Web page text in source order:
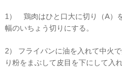
1） 鶏肉はひと口大に切り（A）
幅のいちょう切りにする。
2） フライパンに油を入れて中火
り粉をまぶして皮目を下にして入